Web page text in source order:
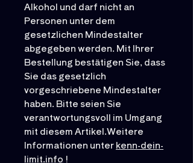
Alkohol und darf nicht an
Personen unter dem
gesetzlichen Mindestalter
abgegeben werden. Mit Ihrer
Bestellung bestätigen Sie, dass
Sie das gesetzlich
vorgeschriebene Mindestalter
haben. Bitte seien Sie
verantwortungsvoll im Umgang
mit diesem Artikel.Weitere
Informationen unterkenn-dein-
limit.info !